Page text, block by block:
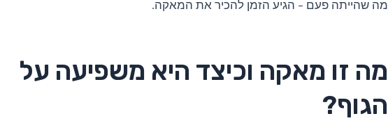
מה שהייתה פעם – הגיע הזמן להכיר את המאקה.
מה זו מאקה וכיצד היא משפיעה על
הגוף?